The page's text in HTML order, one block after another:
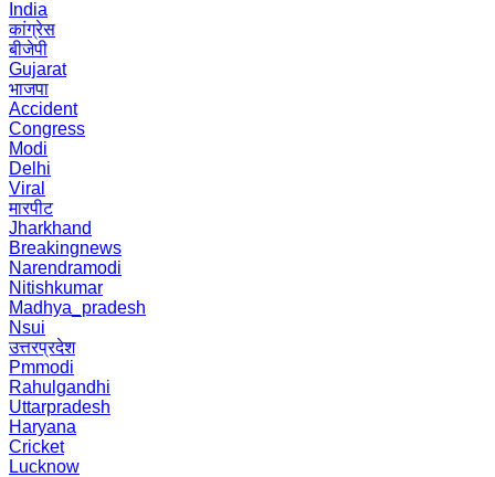
India
कांग्रेस
बीजेपी
Gujarat
भाजपा
Accident
Congress
Modi
Delhi
Viral
मारपीट
Jharkhand
Breakingnews
Narendramodi
Nitishkumar
Madhya_pradesh
Nsui
उत्तरप्रदेश
Pmmodi
Rahulgandhi
Uttarpradesh
Haryana
Cricket
Lucknow